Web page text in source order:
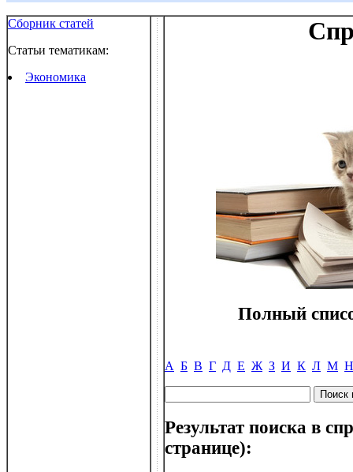
Сборник статей
Статьи тематикам:
Экономика
Полный
А Б В Г Д Е Ж З И К Л М Н
Результат поиска в
странице):